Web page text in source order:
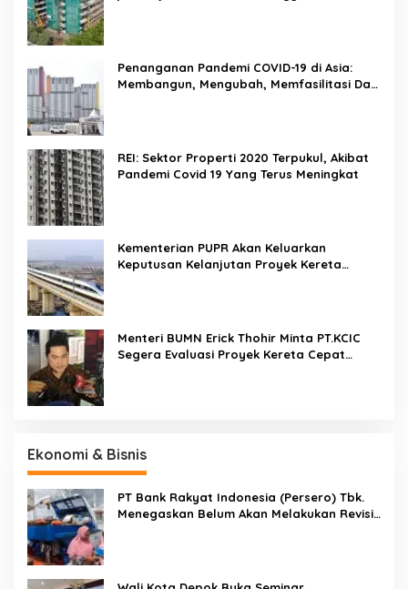
Penanganan Pandemi COVID-19 di Asia:
Membangun, Mengubah, Memfasilitasi Dan
REI: Sektor Properti 2020 Terpukul, Akibat
Pandemi Covid 19 Yang Terus Meningkat
Kementerian PUPR Akan Keluarkan
Keputusan Kelanjutan Proyek Kereta
Menteri BUMN Erick Thohir Minta PT.KCIC
Segera Evaluasi Proyek Kereta Cepat
Ekonomi & Bisnis
PT Bank Rakyat Indonesia (Persero) Tbk.
Menegaskan Belum Akan Melakukan Revisi